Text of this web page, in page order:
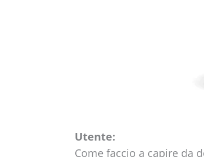
Utente:
Come faccio a capire da